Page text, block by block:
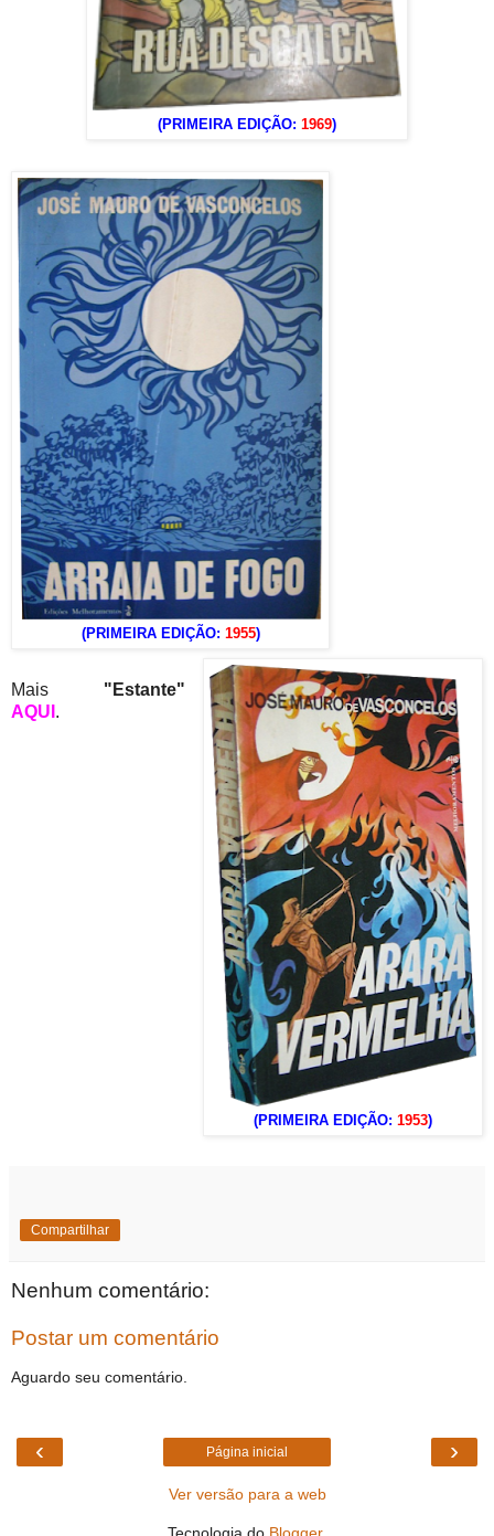
(PRIMEIRA EDIÇÃO: 1969)
(PRIMEIRA EDIÇÃO: 1955)
(PRIMEIRA EDIÇÃO: 1953)
Mais "Estante"
AQUI .
Compartilhar
Nenhum comentário:
Postar um comentário
Aguardo seu comentário.
‹ ›
Página inicial
Ver versão para a web